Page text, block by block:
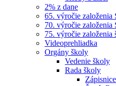
2% z dane
65. výročie založenia
70. výročie založenia
75. výročie založenia
Videoprehliadka
Orgány školy
Vedenie školy
Rada školy